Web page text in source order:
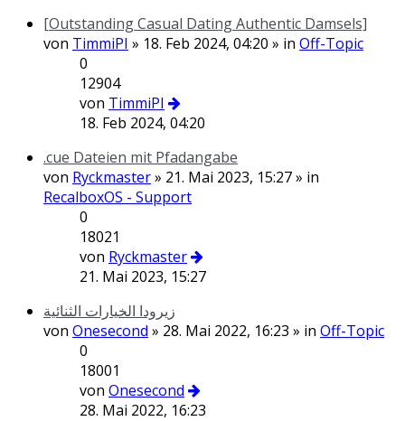
[Outstanding Сasual Dating Authentic Damsels]
von TimmiPI » 18. Feb 2024, 04:20 » in Off-Topic
0
12904
von TimmiPI
18. Feb 2024, 04:20
.cue Dateien mit Pfadangabe
von Ryckmaster» 21. Mai 2023, 15:27 » in
RecalboxOS - Support
0
18021
von Ryckmaster
21. Mai 2023, 15:27
زيرودا الخيارات الثنائية
von Onesecond » 28. Mai 2022, 16:23 » in Off-Topic
0
18001
von Onesecond
28. Mai 2022, 16:23